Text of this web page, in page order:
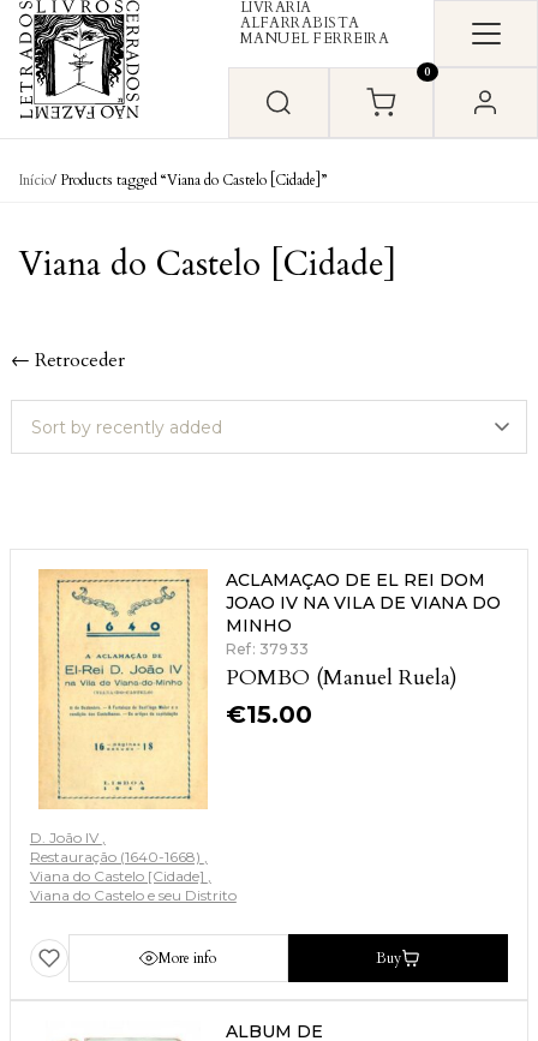
Skip to content
LIVRARIA
ALFARRABISTA
MANUEL FERREIRA
0
Início/ Products tagged “Viana do Castelo [Cidade]”
Viana do Castelo [Cidade]
← Retroceder
ACLAMAÇAO DE EL REI DOM
JOAO IV NA VILA DE VIANA DO
MINHO
Ref: 37933
POMBO (Manuel Ruela)
€15.00
D. João IV
Restauração (1640-1668)
Viana do Castelo [Cidade]
Viana do Castelo e seu Distrito
More info Buy
ALBUM DE